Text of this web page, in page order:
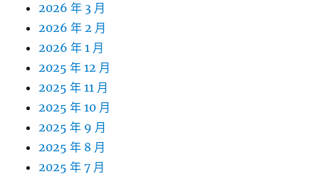
2026 年 3 月
2026 年 2 月
2026 年 1 月
2025 年 12 月
2025 年 11 月
2025 年 10 月
2025 年 9 月
2025 年 8 月
2025 年 7 月